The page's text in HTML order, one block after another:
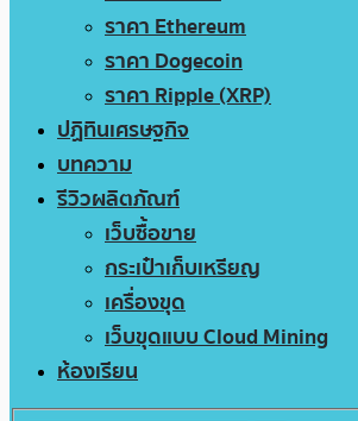
ราคา Ethereum
ราคา Dogecoin
ราคา Ripple (XRP)
ปฏิทินเศรษฐกิจ
บทความ
รีวิวผลิตภัณฑ์
เว็บซื้อขาย
กระเป๋าเก็บเหรียญ
เครื่องขุด
เว็บขุดแบบ Cloud Mining
ห้องเรียน